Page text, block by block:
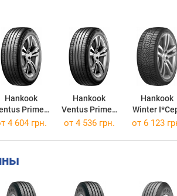
Hankook
Prime4
K135
Hankook
Ventus Prime4
K135
Hankook
Winter
Evo3 X
4 604 грн. от 4 536 грн. от 6 123